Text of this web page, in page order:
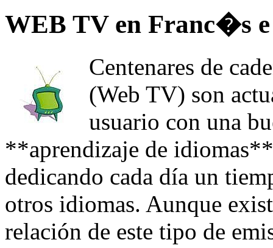
WEB TV en Franc�s
Centenares de
(Web TV) son
usuario con una
**aprendizaje de
dedicando cada día un
otros idiomas. Aunque
relación de este tipo de